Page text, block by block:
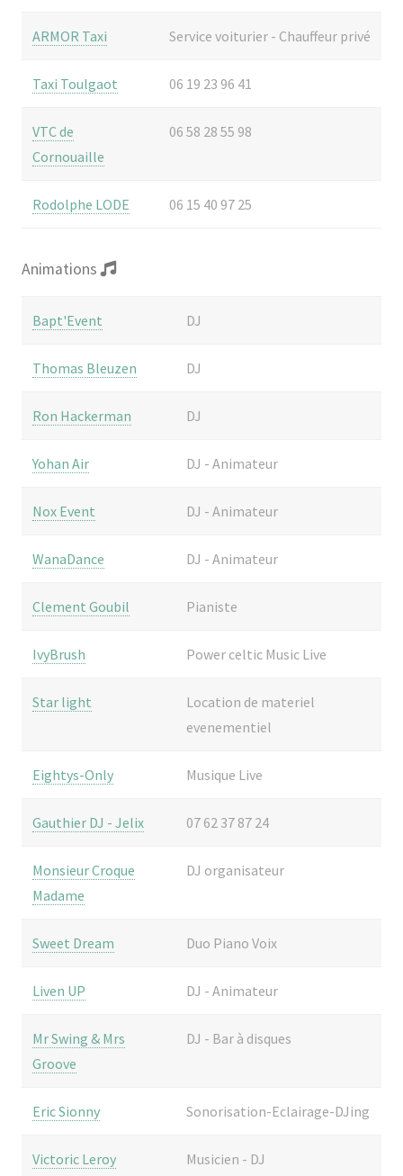
ARMOR Taxi Service voiturier - Chauffeur privé
Taxi Toulgaot 06 19 23 96 41
VTC de
Cornouaille
06 58 28 55 98
Rodolphe LODE 06 15 40 97 25
Animations
Bapt'Event DJ
Thomas Bleuzen DJ
Ron Hackerman DJ
Yohan Air DJ - Animateur
Nox Event DJ - Animateur
WanaDance DJ - Animateur
Clement Goubil Pianiste
IvyBrush Power celtic Music Live
Star light
Location de materiel
evenementiel
Eightys-Only Musique Live
Gauthier DJ - Jelix 07 62 37 87 24
Monsieur Croque
Madame
DJ organisateur
Sweet Dream Duo Piano Voix
Liven UP DJ - Animateur
Mr Swing & Mrs
Groove
DJ - Bar à disques
Eric Sionny Sonorisation-Eclairage-DJing
Victoric Leroy Musicien - DJ